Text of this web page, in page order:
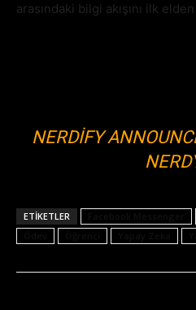
arasındaki bilgi akışını ilk
NERDIFY
ETIKETLER